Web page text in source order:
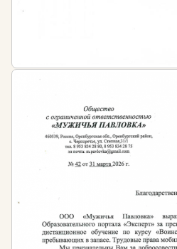
действия.
периодичность которых
Профессиональными
общественного питания
Иными нормативно-
сфере общественного
Работодателем — во
актах предприятий и
Кроме того, согласно